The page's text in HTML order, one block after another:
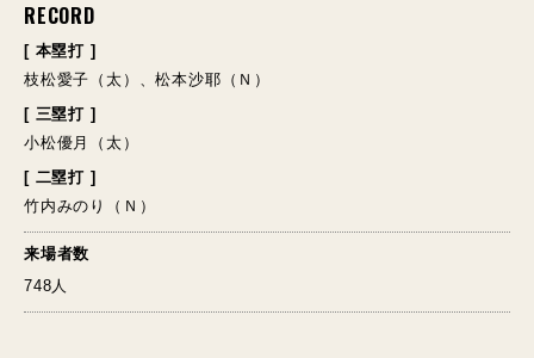
RECORD
[ 本塁打 ]
枝松愛子（太）、松本沙耶（Ｎ）
[ 三塁打 ]
小松優月（太）
[ 二塁打 ]
竹内みのり（Ｎ）
来場者数
748人